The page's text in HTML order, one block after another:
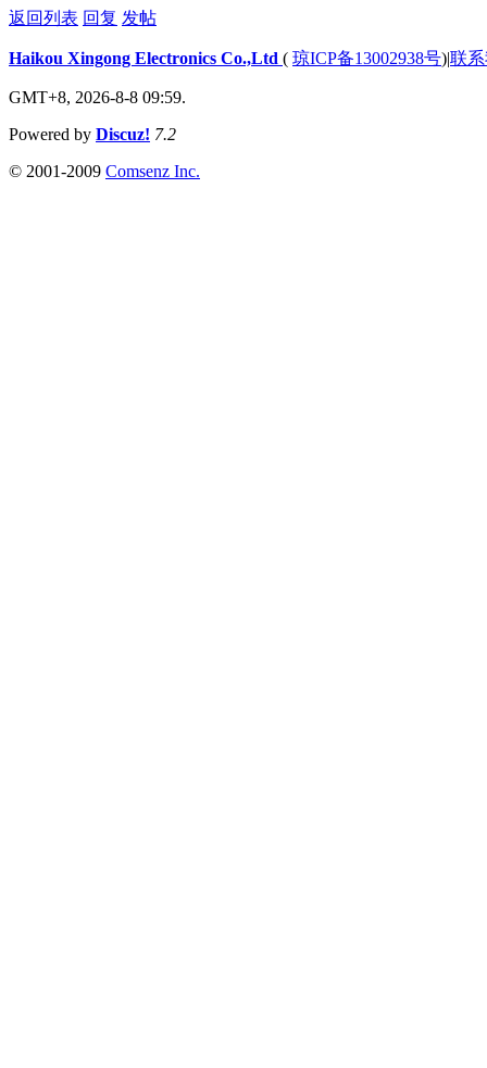
返回列表 回复 发帖
Haikou Xingong Electronics Co.,Ltd ( 琼ICP备13002938号)|联
GMT+8, 2026-8-8 09:59.
Powered by Discuz! 7.2
© 2001-2009 Comsenz Inc.